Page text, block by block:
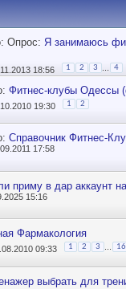
Опрос: Я занимаюсь
18:56 1 2 3 4
Фитнес-клубы Одессы
19:30 1 2
Справочник Фитнес-
17:58
приму в дар аккаунт
15:16
Фармакология
09:33 1 2 3
выбрать для